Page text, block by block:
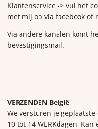
Klantenservice -> vul het
met mij op via facebook of
Via andere kanalen komt
bevestigingsmail.
VERZENDEN België
We versturen je
10 tot 14 WERKdagen.